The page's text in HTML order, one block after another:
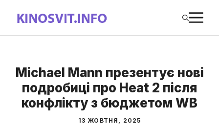
вмісту
Michael Mann презентує нові
подробиці про Heat 2 після
конфлікту з бюджетом WB
13 ЖОВТНЯ, 2025